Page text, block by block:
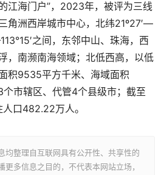
江海门户”，2023年，被评为三线
角洲西岸城市中心，北纬21º27′—
之间，东邻中山、珠海，西
，南濒南海领域；北低西高，以低
积9535平方千米、海域面积
市辖区、代管4个县级市；截至
口482.22万人。
均整理自互联网具有公开性、共享性的
多信息之目的，不代表本网站立场，